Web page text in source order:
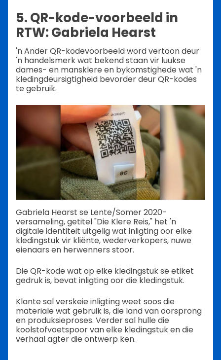
5. QR-kode-voorbeeld in
RTW: Gabriela Hearst
'n Ander QR-kodevoorbeeld word vertoon deur
'n handelsmerk wat bekend staan vir luukse
dames- en mansklere en bykomstighede wat 'n
kledingdeursigtigheid bevorder deur QR-kodes
te gebruik.
Gabriela Hearst se Lente/Somer 2020-
versameling, getitel "Die Klere Reis," het 'n
digitale identiteit uitgelig wat inligting oor elke
kledingstuk vir kliënte, wederverkopers, nuwe
eienaars en herwenners stoor.
Die QR-kode wat op elke kledingstuk se etiket
gedruk is, bevat inligting oor die kledingstuk.
Klante sal verskeie inligting weet soos die
materiale wat gebruik is, die land van oorsprong
en produksieproses. Verder sal hulle die
koolstofvoetspoor van elke kledingstuk en die
verhaal agter die ontwerp ken.